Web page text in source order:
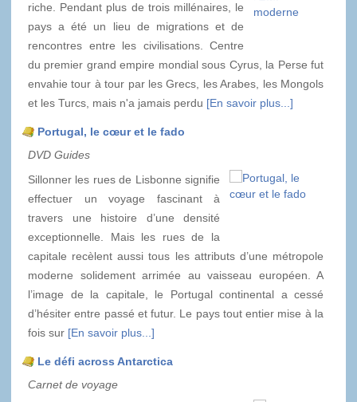
riche. Pendant plus de trois millénaires, le
pays a été un lieu de migrations et de
rencontres entre les civilisations. Centre
du premier grand empire mondial sous Cyrus, la Perse fut
envahie tour à tour par les Grecs, les Arabes, les Mongols
et les Turcs, mais n'a jamais perdu [En savoir plus...]
Portugal, le cœur et le fado
DVD Guides
Sillonner les rues de Lisbonne signifie
effectuer un voyage fascinant à
travers une histoire d’une densité
exceptionnelle. Mais les rues de la
capitale recèlent aussi tous les attributs d’une métropole
moderne solidement arrimée au vaisseau européen. A
l’image de la capitale, le Portugal continental a cessé
d’hésiter entre passé et futur. Le pays tout entier mise à la
fois sur [En savoir plus...]
Le défi across Antarctica
Carnet de voyage